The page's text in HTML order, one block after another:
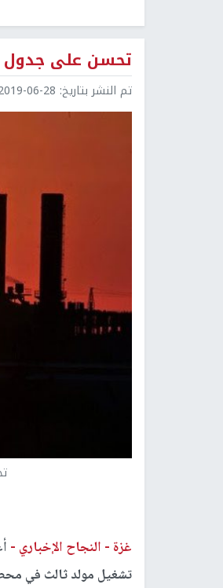
تحسن على جدول
تم النشر بتاريخ: 06-28 20:15
غزة - النجاح الإخباري -
تشغيل مولد ثالث في